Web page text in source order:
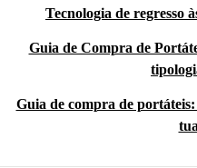
Tecnologia de regresso
Guia de Compra de
Guia de compra de